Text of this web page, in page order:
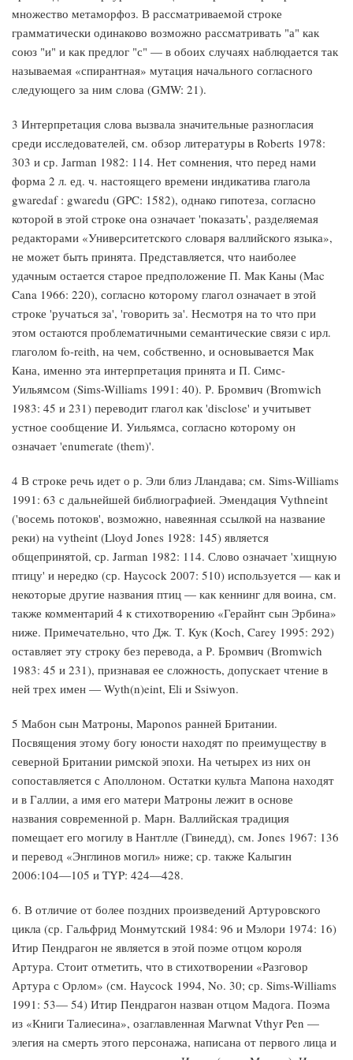
множество метаморфоз. В рассматриваемой строке
грамматически одинаково возможно рассматривать "а" как
союз "и" и как предлог "с" — в обоих случаях наблюдается так
называемая «спирантная» мутация начального согласного
следующего за ним слова (GMW: 21).
3 Интерпретация слова вызвала значительные разногласия
среди исследователей, см. обзор литературы в Roberts 1978:
303 и ср. Jarman 1982: 114. Нет сомнения, что перед нами
форма 2 л. ед. ч. настоящего времени индикатива глагола
gwaredaf : gwaredu (GPC: 1582), однако гипотеза, согласно
которой в этой строке она означает 'показать', разделяемая
редакторами «Университетского словаря валлийского языка»,
не может быть принята. Представляется, что наиболее
удачным остается старое предположение П. Мак Каны (Mac
Cana 1966: 220), согласно которому глагол означает в этой
строке 'ручаться за', 'говорить за'. Несмотря на то что при
этом остаются проблематичными семантические связи с ирл.
глаголом fo-reith, на чем, собственно, и основывается Мак
Кана, именно эта интерпретация принята и П. Симс-
Уильямсом (Sims-Williams 1991: 40). Р. Бромвич (Bromwich
1983: 45 и 231) переводит глагол как 'disclose' и учитывет
устное сообщение И. Уильямса, согласно которому он
означает 'enumerate (them)'.
4 В строке речь идет о р. Эли близ Лландава; см. Sims-Williams
1991: 63 с дальнейшей библиографией. Эмендация Vythneint
('восемь потоков', возможно, навеянная ссылкой на название
реки) на vytheint (Lloyd Jones 1928: 145) является
общепринятой, ср. Jarman 1982: 114. Слово означает 'хищную
птицу' и нередко (ср. Haycock 2007: 510) используется — как и
некоторые другие названия птиц — как кеннинг для воина, см.
также комментарий 4 к стихотворению «Герайнт сын Эрбина»
ниже. Примечательно, что Дж. Т. Кук (Koch, Carey 1995: 292)
оставляет эту строку без перевода, а Р. Бромвич (Bromwich
1983: 45 и 231), признавая ее сложность, допускает чтение в
ней трех имен — Wyth(n)eint, Eli и Ssiwyon.
5 Мабон сын Матроны, Maponos ранней Британии.
Посвящения этому богу юности находят по преимуществу в
северной Британии римской эпохи. На четырех из них он
сопоставляется с Аполлоном. Остатки культа Мапона находят
и в Галлии, а имя его матери Матроны лежит в основе
названия современной р. Марн. Валлийская традиция
помещает его могилу в Нантлле (Гвинедд), см. Jones 1967: 136
и перевод «Энглинов могил» ниже; ср. также Калыгин
2006:104—105 и TYP: 424—428.
6. В отличие от более поздних произведений Артуровского
цикла (ср. Гальфрид Монмутский 1984: 96 и Мэлори 1974: 16)
Итир Пендрагон не является в этой поэме отцом короля
Артура. Стоит отметить, что в стихотворении «Разговор
Артура с Орлом» (см. Haycock 1994, No. 30; ср. Sims-Williams
1991: 53— 54) Итир Пендрагон назван отцом Мадога. Поэма
из «Книги Талиесина», озаглавленная Marwnat Vthyr Pen —
элегия на смерть этого персонажа, написана от первого лица и